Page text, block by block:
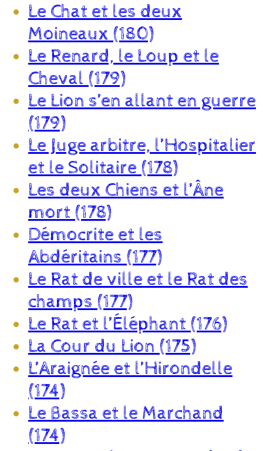
Le Chat et les deux
Moineaux (180)
Le Renard, le Loup et le
Cheval (179)
Le Lion s’en allant en guerre
(179)
Le Juge arbitre, l’Hospitalier
et le Solitaire (178)
Les deux Chiens et l’Âne
mort (178)
Démocrite et les
Abdéritains (177)
Le Rat de ville et le Rat des
champs (177)
Le Rat et l’Éléphant (176)
La Cour du Lion (175)
L’Araignée et l’Hirondelle
(174)
Le Bassa et le Marchand
(174)